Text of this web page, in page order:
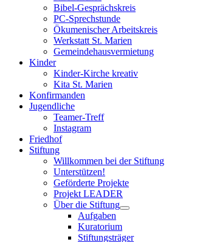
Bibel-Gesprächskreis
PC-Sprechstunde
Ökumenischer Arbeitskreis
Werkstatt St. Marien
Gemeindehausvermietung
Kinder
Kinder-Kirche kreativ
Kita St. Marien
Konfirmanden
Jugendliche
Teamer-Treff
Instagram
Friedhof
Stiftung
Willkommen bei der Stiftung
Unterstützen!
Geförderte Projekte
Projekt LEADER
Über die Stiftung
Aufgaben
Kuratorium
Stiftungsträger